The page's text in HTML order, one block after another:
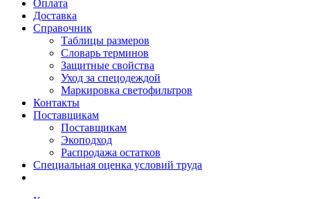
Оплата
Доставка
Справочник
Таблицы размеров
Словарь терминов
Защитные свойства
Уход за спецодеждой
Маркировка светофильтров
Контакты
Поставщикам
Поставщикам
Экоподход
Распродажа остатков
Специальная оценка условий труда